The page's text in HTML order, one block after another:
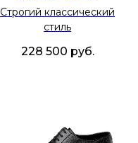
Строгий классический
стиль
228 500 руб.